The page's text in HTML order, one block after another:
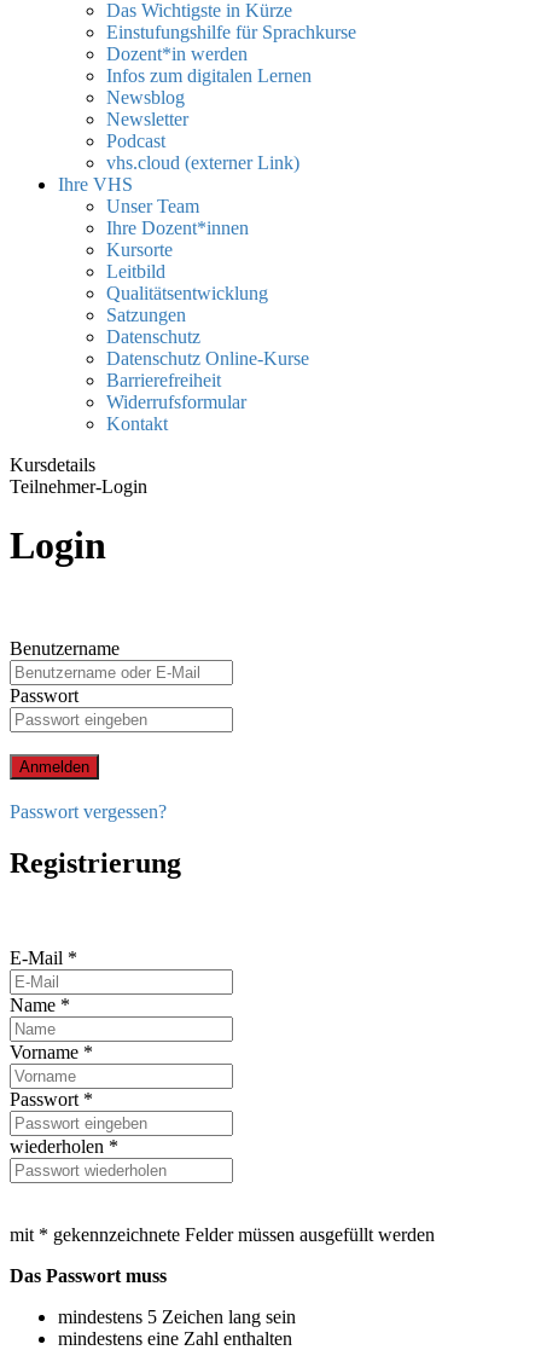
Das Wichtigste in Kürze
Einstufungshilfe für Sprachkurse
Dozent*in werden
Infos zum digitalen Lernen
Newsblog
Newsletter
Podcast
vhs.cloud (externer Link)
Ihre VHS
Unser Team
Ihre Dozent*innen
Kursorte
Leitbild
Qualitätsentwicklung
Satzungen
Datenschutz
Datenschutz Online-Kurse
Barrierefreiheit
Widerrufsformular
Kontakt
Kursdetails
Teilnehmer-Login
Login
Benutzername
Passwort
Anmelden
Passwort vergessen?
Registrierung
E-Mail *
Name *
Vorname *
Passwort *
wiederholen *
mit * gekennzeichnete Felder müssen ausgefüllt werden
Das Passwort muss
mindestens 5 Zeichen lang sein
mindestens eine Zahl enthalten